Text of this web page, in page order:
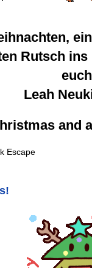
Rutsch
euch
Leah
and
Escape